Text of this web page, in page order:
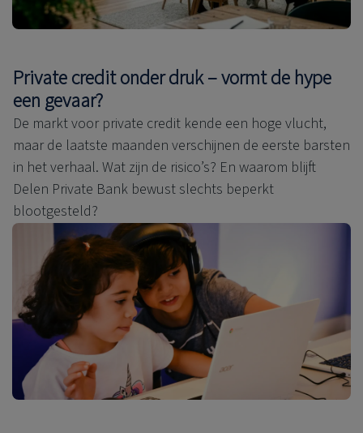
Private credit onder druk – vormt de hype
een gevaar?
De markt voor private credit kende een hoge vlucht,
maar de laatste maanden verschijnen de eerste barsten
in het verhaal. Wat zijn de risico’s? En waarom blijft
Delen Private Bank bewust slechts beperkt
blootgesteld?